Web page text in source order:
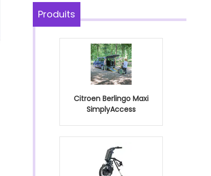
Produits
Citroen Berlingo Maxi
SimplyAccess